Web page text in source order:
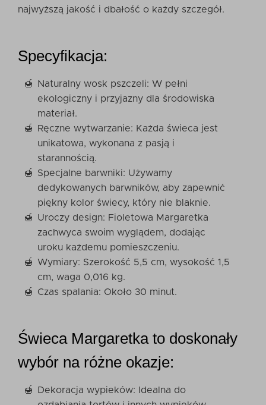
najwyższą jakość i dbałość o każdy szczegół.
Specyfikacja:
Naturalny wosk pszczeli: W pełni
ekologiczny i przyjazny dla środowiska
materiał.
Ręczne wytwarzanie: Każda świeca jest
unikatowa, wykonana z pasją i
starannością.
Specjalne barwniki: Używamy
dedykowanych barwników, aby zapewnić
piękny kolor świecy, który nie blaknie.
Uroczy design: Fioletowa Margaretka
zachwyca swoim wyglądem, dodając
uroku każdemu pomieszczeniu.
Wymiary: Szerokość 5,5 cm, wysokość 1,5
cm, waga 0,016 kg.
Czas spalania: Około 30 minut.
Świeca Margaretka to doskonały
wybór na różne okazje:
Dekoracja wypieków: Idealna do